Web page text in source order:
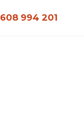
608 994 201